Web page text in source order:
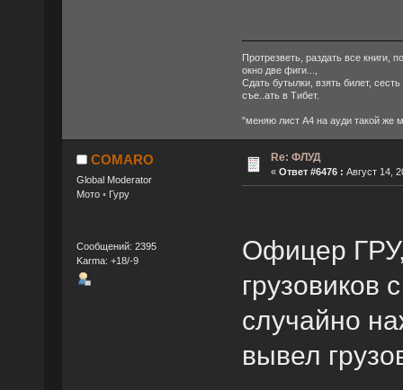
Протрезветь, раздать все книги,
окно две фиги...,
Сдать бутылки, взять билет, сесть
съе..ать в Тибет.
"меняю лист А4 на ауди такой же
COMARO
Global Moderator
Мото ◦ Гуру
Сообщений: 2395
Karma: +18/-9
Re: ФЛУД
« Ответ #6476 : Август 14,
Офицер
грузовиков
случайно
вывел